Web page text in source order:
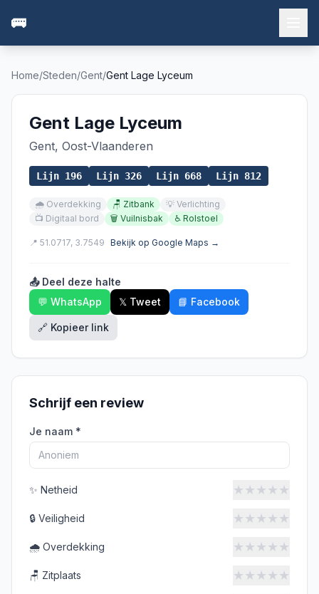
🚌
Home/Steden/Gent/Gent Lage Lyceum
Gent Lage Lyceum
Gent, Oost-Vlaanderen
Lijn 196 Lijn 326 Lijn 668 Lijn 812
🌧️ Overdekking 🪑 Zitbank 💡 Verlichting
📺 Digitaal bord 🗑️ Vuilnisbak ♿ Rolstoel
📍 51.0717, 3.7549 Bekijk op Google Maps →
📤 Deel deze halte
💬 WhatsApp
𝕏 Tweet 📘 Facebook
🔗 Kopieer link
Schrijf een review
Je naam *
✨ Netheid ★★★★★
🔒 Veiligheid ★★★★★
🌧️ Overdekking ★★★★★
🪑 Zitplaats ★★★★★